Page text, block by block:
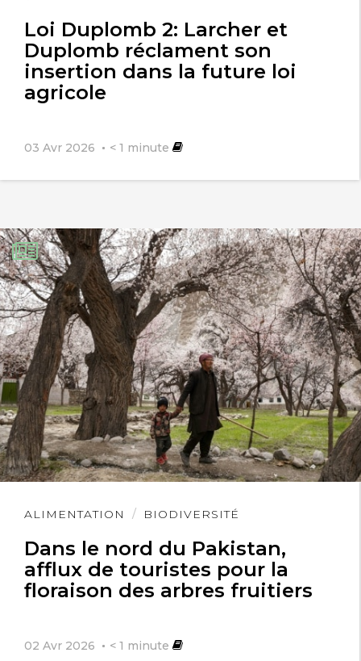
Loi Duplomb 2: Larcher et
Duplomb réclament son
insertion dans la future loi
agricole
03 Avr 2026 < 1 minute
ALIMENTATION BIODIVERSITÉ
Dans le nord du Pakistan,
afflux de touristes pour la
floraison des arbres fruitiers
02 Avr 2026 < 1 minute
Lire